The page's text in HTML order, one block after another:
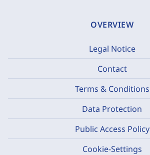
OVERVIEW
Legal Notice
Contact
Terms & Conditions
Data Protection
Public Access Policy
Cookie-Settings